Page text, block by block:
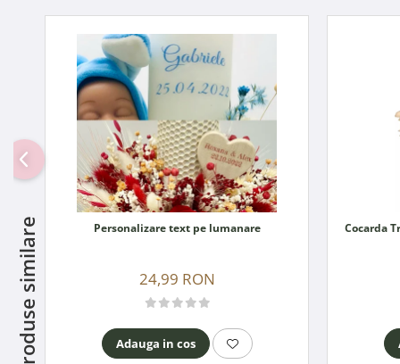
Produse similare Personalizare text pe lumanare
24,99 RON
Adauga in cos